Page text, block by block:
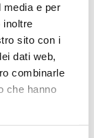
media e per
inoltre
sito con i
dati web,
combinarle
che hanno
Minimize map